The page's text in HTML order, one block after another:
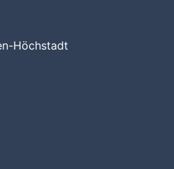
Höchstadt